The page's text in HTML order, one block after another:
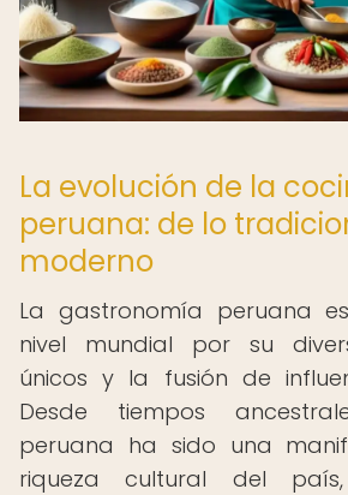
La evolución de la
peruana: de lo
moderno
La gastronomía peruana
nivel mundial por su
únicos y la fusión de
Desde tiempos
peruana ha sido una
riqueza cultural del país,